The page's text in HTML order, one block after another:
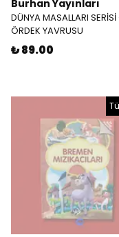
Burhan Yayınları
DÜNYA MASALLARI SERİSİ
ÖRDEK YAVRUSU
₺ 89.00